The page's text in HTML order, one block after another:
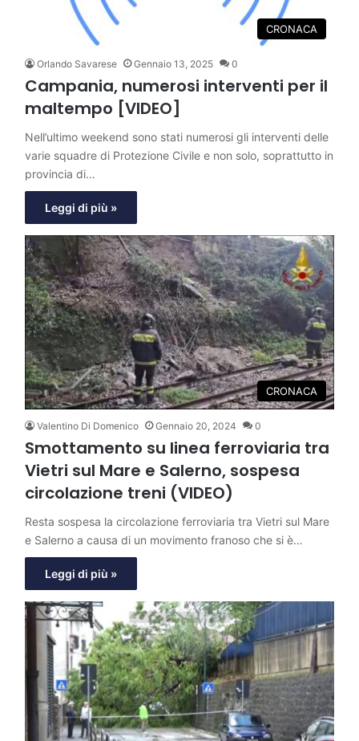
CRONACA
Orlando Savarese Gennaio 13, 2025 0
Campania, numerosi interventi per il
maltempo [VIDEO]
Nell’ultimo weekend sono stati numerosi gli interventi delle
varie squadre di Protezione Civile e non solo, soprattutto in
provincia di…
Leggi di più »
CRONACA
Valentino Di Domenico Gennaio 20, 2024 0
Smottamento su linea ferroviaria tra
Vietri sul Mare e Salerno, sospesa
circolazione treni (VIDEO)
Resta sospesa la circolazione ferroviaria tra Vietri sul Mare
e Salerno a causa di un movimento franoso che si è…
Leggi di più »